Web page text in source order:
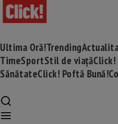
Ultima Oră!Trending
TimeSportStil de viață
SănătateClick! Poftă Bună!